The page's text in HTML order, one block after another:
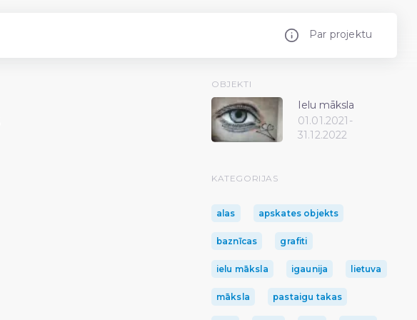
Par projektu
OBJEKTI
Ielu māksla
01.01.2021-
31.12.2022
KATEGORIJAS
alas apskates objekts
baznīcas grafiti
ielu māksla igaunija lietuva
māksla pastaigu takas